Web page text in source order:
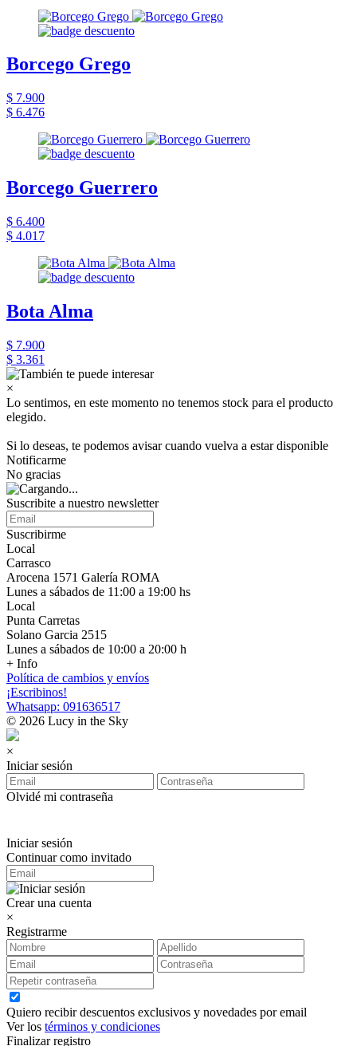
Borcego Grego
$ 7.900
$ 6.476
Borcego Guerrero
$ 6.400
$ 4.017
Bota Alma
$ 7.900
$ 3.361
×
Lo sentimos, en este momento no tenemos stock para el producto
elegido.
Si lo deseas, te podemos avisar cuando vuelva a estar disponible
Notificarme
No gracias
Suscribite a nuestro newsletter
Suscribirme
Local
Carrasco
Arocena 1571 Galería ROMA
Lunes a sábados de 11:00 a 19:00 hs
Local
Punta Carretas
Solano Garcia 2515
Lunes a sábados de 10:00 a 20:00 h
+ Info
Política de cambios y envíos
¡Escribinos!
Whatsapp: 091636517
© 2026 Lucy in the Sky
×
Iniciar sesión
Olvidé mi contraseña
Iniciar sesión
Continuar como invitado
Crear una cuenta
×
Registrarme
Quiero recibir descuentos exclusivos y novedades por email
Ver los términos y condiciones
Finalizar registro